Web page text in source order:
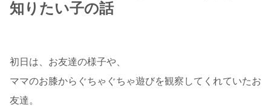
知りたい子の話
初日は、お友達の様子や、
ママのお膝からぐちゃぐちゃ遊びを観察してくれていたお
友達。